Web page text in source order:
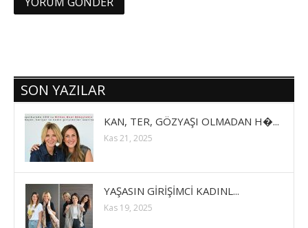
SON YAZILAR
KAN, TER, GÖZYAŞI OLMADAN H�...
Kas 21, 2025
YAŞASIN GİRİŞİMCİ KADINL...
Kas 19, 2025